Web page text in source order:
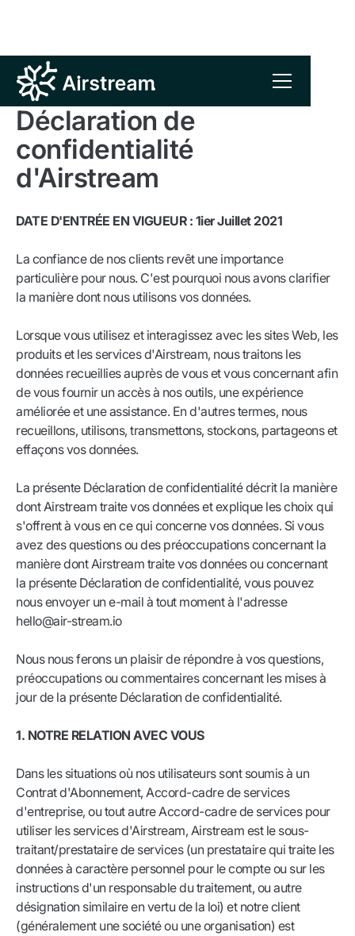
Déclaration de
confidentialité
d'Airstream
DATE D'ENTRÉE EN VIGUEUR : 1ier Juillet 2021
La confiance de nos clients revêt une importance
particulière pour nous. C'est pourquoi nous avons clarifier
la manière dont nous utilisons vos données.
Lorsque vous utilisez et interagissez avec les sites Web, les
produits et les services d'Airstream, nous traitons les
données recueillies auprès de vous et vous concernant afin
de vous fournir un accès à nos outils, une expérience
améliorée et une assistance. En d'autres termes, nous
recueillons, utilisons, transmettons, stockons, partageons et
effaçons vos données.
La présente Déclaration de confidentialité décrit la manière
dont Airstream traite vos données et explique les choix qui
s'offrent à vous en ce qui concerne vos données. Si vous
avez des questions ou des préoccupations concernant la
manière dont Airstream traite vos données ou concernant
la présente Déclaration de confidentialité, vous pouvez
nous envoyer un e-mail à tout moment à l'adresse
hello@air-stream.io
Nous nous ferons un plaisir de répondre à vos questions,
préoccupations ou commentaires concernant les mises à
jour de la présente Déclaration de confidentialité.
1. NOTRE RELATION AVEC VOUS
Dans les situations où nos utilisateurs sont soumis à un
Contrat d'Abonnement, Accord-cadre de services
d'entreprise, ou tout autre Accord-cadre de services pour
utiliser les services d'Airstream, Airstream est le sous-
traitant/prestataire de services (un prestataire qui traite les
données à caractère personnel pour le compte ou sur les
instructions d'un responsable du traitement, ou autre
désignation similaire en vertu de la loi) et notre client
(généralement une société ou une organisation) est